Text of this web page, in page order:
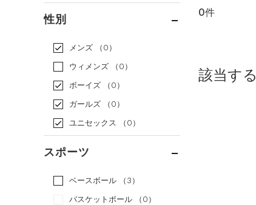
性別
メンズ
（0）
ウィメンズ
（0）
ボーイズ
（0）
ガールズ
（0）
ユニセックス
（0）
スポーツ
ベースボール
（3）
バスケットボール
（0）
0件
該当す